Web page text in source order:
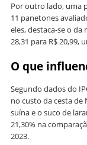
Por outro lado, uma
11 panetones
eles, destaca-se o da
28,31 para R$ 20,99,
O que
Segundo dados do
no custo da cesta de
suína e o suco de
21,30% na
2023.